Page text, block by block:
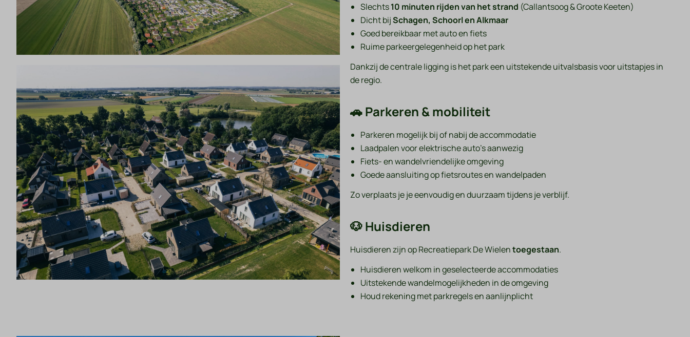
Slechts10 minuten rijden van het strand (Callantsoog & Groote Keeten)
Dicht bijSchagen, Schoorl en Alkmaar
Goed bereikbaar met auto en fiets
Ruime parkeergelegenheid op het park
Dankzij de centrale ligging is het park een uitstekende uitvalsbasis voor uitstapjes in
de regio.
🚗 Parkeren & mobiliteit
Parkeren mogelijk bij of nabij de accommodatie
Laadpalen voor elektrische auto’s aanwezig
Fiets- en wandelvriendelijke omgeving
Goede aansluiting op fietsroutes en wandelpaden
Zo verplaats je je eenvoudig en duurzaam tijdens je verblijf.
🐶 Huisdieren
Huisdieren zijn op Recreatiepark De Wielentoegestaan.
Huisdieren welkom in geselecteerde accommodaties
Uitstekende wandelmogelijkheden in de omgeving
Houd rekening met parkregels en aanlijnplicht